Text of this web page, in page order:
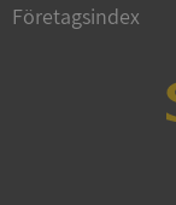
Företagsindex